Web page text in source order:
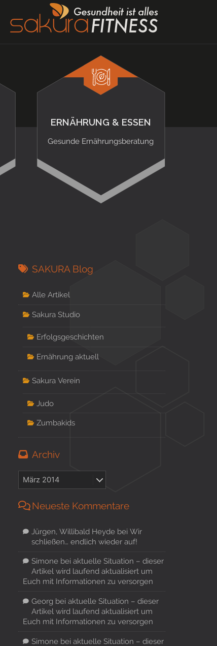
ERNÄHRUNG & ESSEN
Gesunde Ernährungsberatung
SAKURA Blog
Alle Artikel
Sakura Studio
Erfolgsgeschichten
Ernährung aktuell
Sakura Verein
Judo
Zumbakids
Archiv
Neueste Kommentare
Jürgen, Willibald Heydebei Wir
schließen… endlich wieder auf!
Simonebei aktuelle Situation – dieser
Artikel wird laufend aktualisiert um
Euch mit Informationen zu versorgen
Georg bei aktuelle Situation – dieser
Artikel wird laufend aktualisiert um
Euch mit Informationen zu versorgen
Simonebei aktuelle Situation – dieser